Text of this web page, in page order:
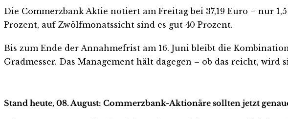
Die Commerzbank Aktie notiert am Freitag bei 37,19 Euro – nur
Prozent, auf Zwölfmonatssicht sind es gut 40 Prozent.
Bis zum Ende der Annahmefrist am 16. Juni bleibt die
Gradmesser. Das Management hält dagegen – ob das reicht, wird
Stand heute, 08. August: Commerzbank-Aktionäre sollten jetzt